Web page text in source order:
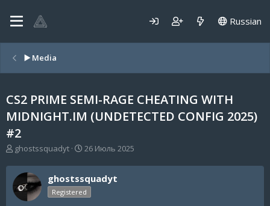
Russian
▶️ Media
CS2 PRIME SEMI-RAGE CHEATING WITH
MIDNIGHT.IM (UNDETECTED CONFIG 2025)
#2
А
т
о
р
ghostssquadyt
Д
т
а
н
26 Июль 2025
ghostssquadyt
Registered